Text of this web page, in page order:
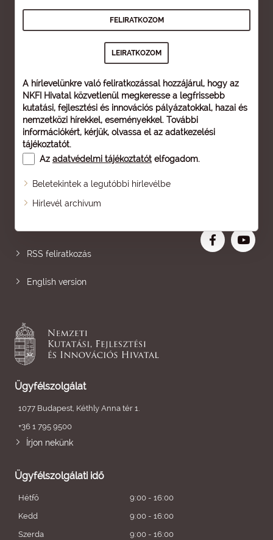
A hírlevelünkre való feliratkozással hozzájárul, hogy az
NKFI Hivatal közvetlenül megkeresse a legfrissebb
kutatási, fejlesztési és innovációs pályázatokkal, hazai és
nemzetközi hírekkel, eseményekkel. További
információkért, kérjük, olvassa el az adatkezelési
tájékoztatót.
Az adatvédelmi tájékoztatót elfogadom.
Beletekintek a legutóbbi hírlevélbe
Hírlevél archívum
Oldaltérkép
RSS feliratkozás
English version
Ügyfélszolgálat
1077 Budapest, Kéthly Anna tér 1.
+36 1 795 9500
Írjon nekünk
Ügyfélszolgálati idő
Hétfő
9:00 - 16:00
Kedd
9:00 - 16:00
Szerda
9:00 - 16:00